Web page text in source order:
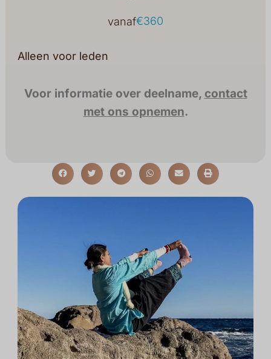
vanaf€360
Alleen voor leden
Voor informatie over deelname, contact
met ons opnemen.